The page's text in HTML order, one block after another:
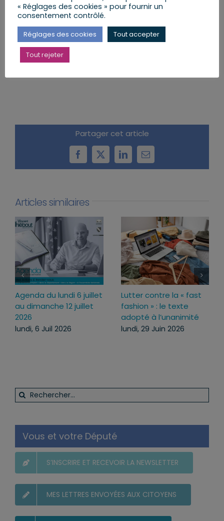
12h00| Repas des aînés BISCHWILLER
15h30| WEYERSHEIM : Match basket féminin
caritatif octobre rose
Partager cet article
Facebook
X LinkedInEmail
Articles similaires
du lundi 6 juillet
dimanche 12 juillet
6 Juil 2026
Lutter contre la « fast
fashion » : le texte
adopté à l’unanimité
lundi, 29 Juin 2026
Rechercher:
Vous et votre Député
S’INSCRIRE ET RECEVOIR LA NEWSLETTER
MES LETTRES ENVOYÉES AUX CITOYENS
« Réglages des cookies » pour fournir un
consentement contrôlé.
Réglages des cookies Tout accepter
Tout rejeter